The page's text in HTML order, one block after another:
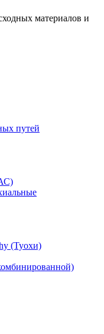
материалов и
путей
(Туохи)